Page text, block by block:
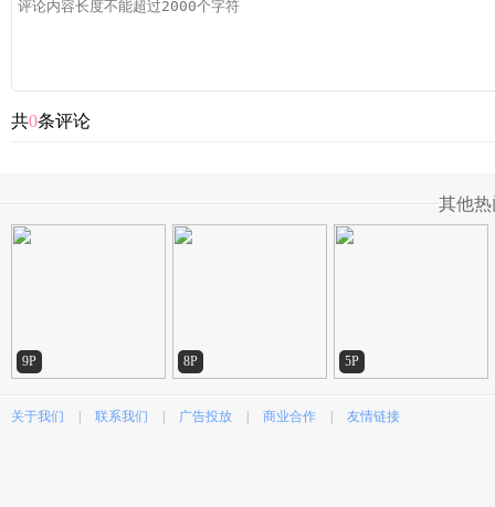
共0条评论
其他
9P 8P 5P
关于我们 联系我们 广告投放 商业合作 友情链接